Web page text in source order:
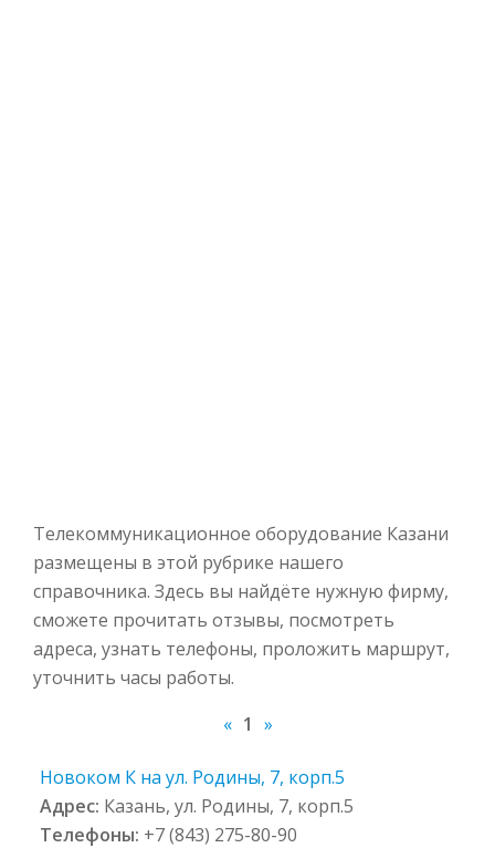
Телекоммуникационное оборудование Казани
размещены в этой рубрике нашего
справочника. Здесь вы найдёте нужную фирму,
сможете прочитать отзывы, посмотреть
адреса, узнать телефоны, проложить маршрут,
уточнить часы работы.
« 1 »
Новоком К на ул. Родины, 7, корп.5
Адрес: Казань, ул. Родины, 7, корп.5
Телефоны: +7 (843) 275-80-90